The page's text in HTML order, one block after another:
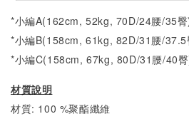
*小編A(162cm, 52kg, 70D/24腰/35
*小編B(158cm, 61kg, 82D/31腰/37.5
*小編C(158cm, 67kg, 80D/31腰/40
材質說明
材質: 100 %聚酯纖維